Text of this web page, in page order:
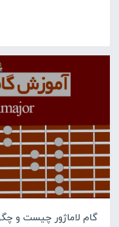
گام لاماژور چیست و